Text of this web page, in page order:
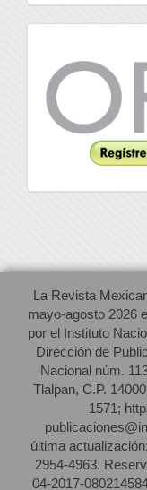
La Revista
mayo-agosto 2026
por el Instituto
Dirección de
Nacional núm.
Tlalpan, C.P.
1571;
última
2954-4963.
04-2017-